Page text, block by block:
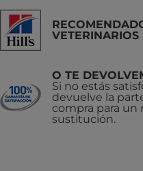
VETERINARIOS
O TE
Si no estás
devuelve la
compra para
sustitución.